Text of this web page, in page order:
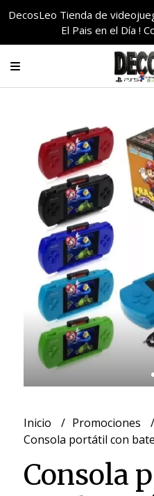
DecosLeo Tienda de
El Pais en el Día !
Inicio
Promociones
Consola portátil con
Consola